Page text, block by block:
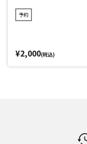
予約
¥2,000(税込)